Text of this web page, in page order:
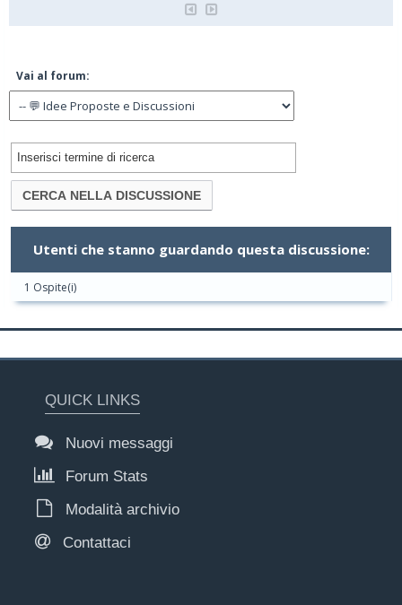
Vai al forum:
Utenti che stanno guardando questa discussione:
1 Ospite(i)
QUICK LINKS
Nuovi messaggi
Forum Stats
Modalità archivio
Contattaci